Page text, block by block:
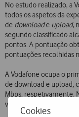
Cookies
No estudo realizado, a
todos os aspetos da
de downloade upload,
segundo classificado
pontos. A pontuação
pontuações recolhidas
A Vodafone ocupa o
de download e upload,
Mbps, respetivamente.
velocidade média de